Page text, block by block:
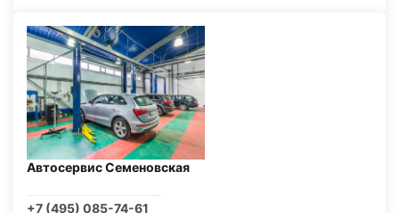
Автосервис Семеновская
+7 (495) 085-74-61